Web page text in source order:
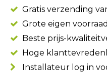
Gratis verzending
Grote eigen voorraad
Beste prijs-
Hoge
Installateur log in